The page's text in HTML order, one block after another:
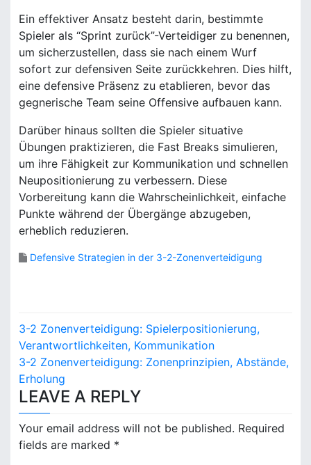
Ein effektiver Ansatz besteht darin, bestimmte
Spieler als “Sprint zurück”-Verteidiger zu benennen,
um sicherzustellen, dass sie nach einem Wurf
sofort zur defensiven Seite zurückkehren. Dies hilft,
eine defensive Präsenz zu etablieren, bevor das
gegnerische Team seine Offensive aufbauen kann.
Darüber hinaus sollten die Spieler situative
Übungen praktizieren, die Fast Breaks simulieren,
um ihre Fähigkeit zur Kommunikation und schnellen
Neupositionierung zu verbessern. Diese
Vorbereitung kann die Wahrscheinlichkeit, einfache
Punkte während der Übergänge abzugeben,
erheblich reduzieren.
Defensive Strategien in der 3-2-Zonenverteidigung
P
o
s
t
n
a
3-2 Zonenverteidigung: Spielerpositionierung,
Verantwortlichkeiten, Kommunikation
3-2 Zonenverteidigung: Zonenprinzipien, Abstände,
Erholung
LEAVE A REPLY
Your email address will not be published. Required
fields are marked *